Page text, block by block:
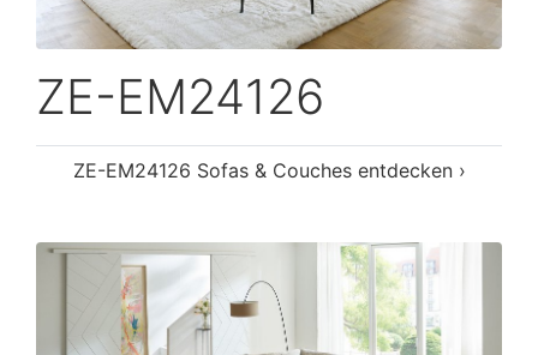
ZE-EM24126
ZE-EM24126 Sofas & Couches entdecken ›